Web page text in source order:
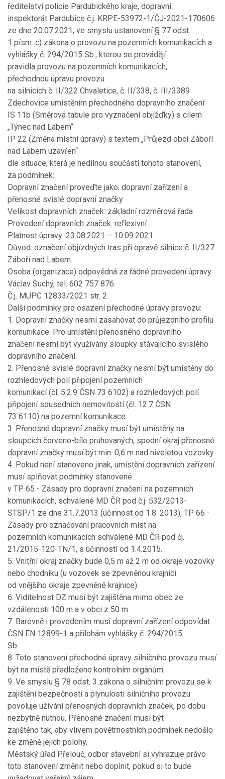
ředitelství policie Pardubického kraje, dopravní
inspektorát Pardubice č.j. KRPE-53972-1/ČJ-2021-170606
ze dne 20.07.2021, ve smyslu ustanovení § 77 odst.
1 písm. c) zákona o provozu na pozemních komunikacích a
vyhlášky č. 294/2015 Sb., kterou se provádějí
pravidla provozu na pozemních komunikacích,
přechodnou úpravu provozu
na silnicích č. II/322 Chvaletice, č. II/338, č. III/3389
Zdechovice umístěním přechodného dopravního značení:
IS 11b (Směrová tabule pro vyznačení objížďky) s cílem
„Týnec nad Labem“
IP 22 (Změna místní úpravy) s textem „Průjezd obcí Záboří
nad Labem uzavřen“
dle situace, která je nedílnou součástí tohoto stanovení,
za podmínek:
Dopravní značení proveďte jako: dopravní zařízení a
přenosné svislé dopravní značky
Velikost dopravních značek: základní rozměrová řada
Provedení dopravních značek: reflexivní
Platnost úpravy: 23.08.2021 – 10.09.2021
Důvod: označení objízdných tras při opravě silnice č. II/327
Záboří nad Labem
Osoba (organizace) odpovědná za řádné provedení úpravy:
Václav Suchý, tel. 602 757 876
Č.j. MUPC 12833/2021 str. 2
Další podmínky pro osazení přechodné úpravy provozu:
1. Dopravní značky nesmí zasahovat do průjezdního profilu
komunikace. Pro umístění přenosného dopravního
značení nesmí být využívány sloupky stávajícího svislého
dopravního značení.
2. Přenosné svislé dopravní značky nesmí být umístěny do
rozhledových polí připojení pozemních
komunikací (čl. 5.2.9 ČSN 73 6102) a rozhledových polí
připojení sousedních nemovitostí (čl. 12.7 ČSN
73 6110) na pozemní komunikace.
3. Přenosné dopravní značky musí být umístěny na
sloupcích červeno-bíle pruhovaných, spodní okraj přenosné
dopravní značky musí být min. 0,6 m nad niveletou vozovky.
4. Pokud není stanoveno jinak, umístění dopravních zařízení
musí splňovat podmínky stanovené
v TP 65 - Zásady pro dopravní značení na pozemních
komunikacích, schválené MD ČR pod č.j. 532/2013-
STSP/1 ze dne 31.7.2013 (účinnost od 1.8. 2013), TP 66 -
Zásady pro označování pracovních míst na
pozemních komunikacích schválené MD ČR pod čj.
21/2015-120-TN/1, s účinností od 1.4.2015.
5. Vnitřní okraj značky bude 0,5 m až 2 m od okraje vozovky
nebo chodníku (u vozovek se zpevněnou krajnici
od vnějšího okraje zpevněné krajnice).
6. Viditelnost DZ musí být zajištěna mimo obec ze
vzdálenosti 100 m a v obci z 50 m.
7. Barevně i provedením musí dopravní zařízení odpovídat
ČSN EN 12899-1 a přílohám vyhlášky č. 294/2015
Sb.
8. Toto stanovení přechodné úpravy silničního provozu musí
být na místě předloženo kontrolním orgánům.
9. Ve smyslu § 78 odst. 3 zákona o silničním provozu se k
zajištění bezpečnosti a plynulosti silničního provozu
povoluje užívání přenosných dopravních značek, po dobu
nezbytně nutnou. Přenosné značení musí být
zajištěno tak, aby vlivem povětrnostních podmínek nedošlo
ke změně jejich polohy.
Městský úřad Přelouč, odbor stavební si vyhrazuje právo
toto stanovení změnit nebo doplnit, pokud si to bude